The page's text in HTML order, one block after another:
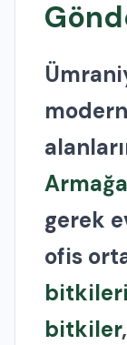
gerek
ofis
bitkileri
bitkiler,